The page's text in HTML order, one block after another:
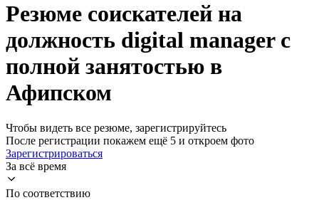
Резюме соискателей на
должность digital manager с
полной занятостью в
Афипском
Чтобы видеть все резюме, зарегистрируйтесь
После регистрации покажем ещё 5 и откроем фото
Зарегистрироваться
За всё время
По соответствию